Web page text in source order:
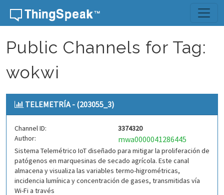
Skip to content
Public Channels for Tag:
wokwi
TELEMETRÍA - (203055_3)
Channel ID:
3374320
Author:
mwa0000041286445
Sistema Telemétrico IoT diseñado para mitigar la proliferación de
patógenos en marquesinas de secado agrícola. Este canal
almacena y visualiza las variables termo-higrométricas,
incidencia lumínica y concentración de gases, transmitidas vía
Wi-Fi a través